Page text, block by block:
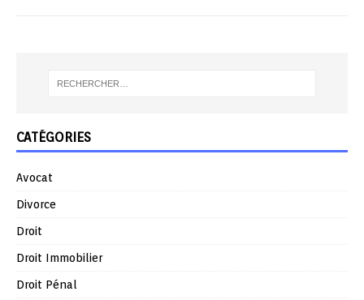
CATÉGORIES
Avocat
Divorce
Droit
Droit Immobilier
Droit Pénal